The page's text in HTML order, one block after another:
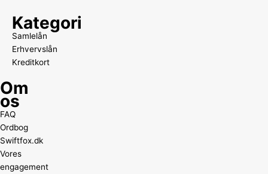
Kategori
Samlelån
Erhvervslån
Kreditkort
Om
os
FAQ
Ordbog
Swiftfox.dk
Vores
engagement